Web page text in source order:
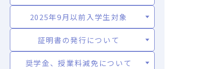
2025年9月以前入学生対象
証明書の発行について
奨学金、授業料減免について